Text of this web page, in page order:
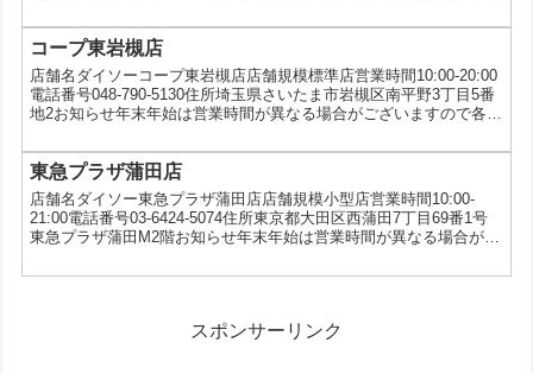
円コピー、写真プリント、お酒、VIVOカトラリーキャンペーン、au
三太郎の日
コープ東岩槻店
店舗名ダイソーコープ東岩槻店店舗規模標準店営業時間10:00-20:00
電話番号048-790-5130住所埼玉県さいたま市岩槻区南平野3丁目5番
地2お知らせ年末年始は営業時間が異なる場合がございますので各店
VIVOカトラリーキャンペーン、au三太郎の日
東急プラザ蒲田店
店舗名ダイソー東急プラザ蒲田店店舗規模小型店営業時間10:00-
21:00電話番号03-6424-5074住所東京都大田区西蒲田7丁目69番1号
東急プラザ蒲田M2階お知らせ年末年始は営業時間が異なる場合がご
写真プリント、VIVOナイフキャンペーン、au三太郎の日
スポンサーリンク